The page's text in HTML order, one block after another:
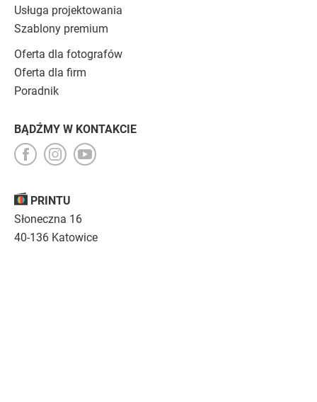
PRINTU
Słoneczna 16
40-136 Katowice
Usługa projektowania
Szablony premium
Oferta dla fotografów
Oferta dla firm
Poradnik
BĄDŹMY W KONTAKCIE